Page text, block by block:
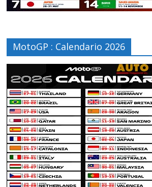
MotoGP : Calendario 2026